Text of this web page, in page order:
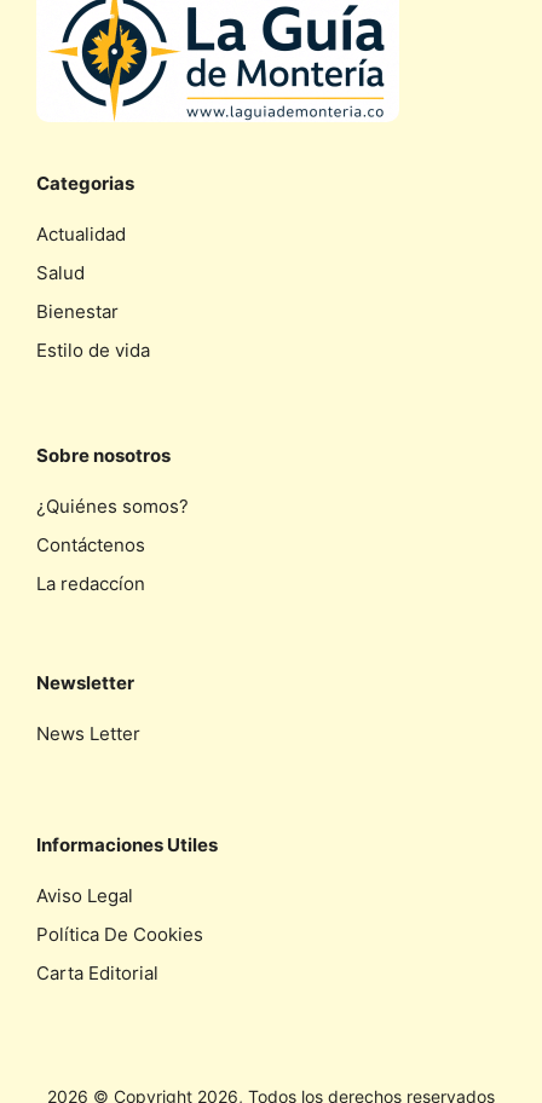
Categorias
Actualidad
Salud
Bienestar
Estilo de vida
Sobre nosotros
¿Quiénes somos?
Contáctenos
La redaccíon
Newsletter
News Letter
Informaciones Utiles
Aviso Legal
Política De Cookies
Carta Editorial
2026 © Copyright 2026, Todos los derechos reservados